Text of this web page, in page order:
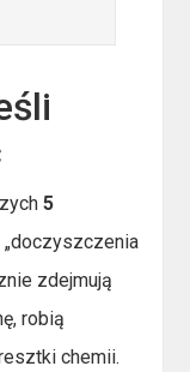
5
zdejmują
robią
chemii.